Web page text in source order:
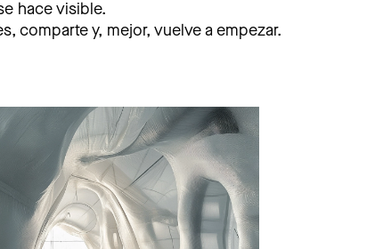
hace visible.
comparte y, mejor, vuelve a empezar.